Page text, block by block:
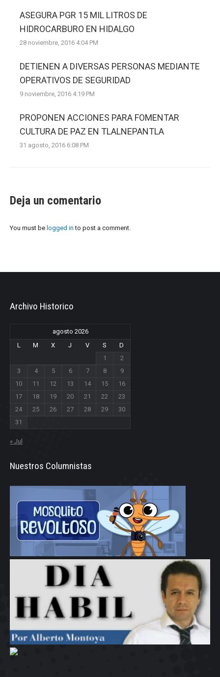
ASEGURA PGR 15 MIL LITROS DE
HIDROCARBURO EN HIDALGO
28 noviembre, 2016 4:04 PM
DETIENEN A DIVERSAS PERSONAS MEDIANTE
OPERATIVOS DE SEGURIDAD
9 noviembre, 2016 4:19 PM
PROPONEN ACCIONES PARA FOMENTAR
CULTURA DE PAZ EN TLALNEPANTLA
31 agosto, 2016 6:08 PM
Deja un comentario
You must be logged in to post a comment.
Archivo Historico
agosto 2026
L
M X J V S
D
1
2
3
4 5 6 7 8
9
10
11 12 13 14 15
16
17
18 19 20 21 22
23
24
25 26 27 28 29
30
31
« Jul
Nuestros Columnistas